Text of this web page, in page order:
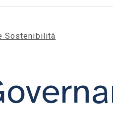
Sostenibilità